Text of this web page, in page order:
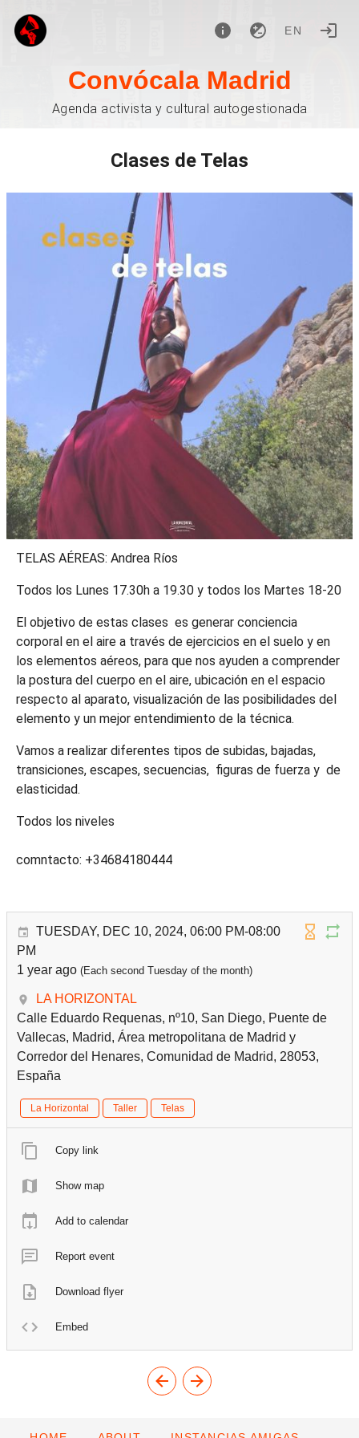
EN
Convócala Madrid
Agenda activista y cultural autogestionada
Clases de Telas
TELAS AÉREAS: Andrea Ríos
Todos los Lunes 17.30h a 19.30 y todos los Martes 18-20
El objetivo de estas clases es generar conciencia
corporal en el aire a través de ejercicios en el suelo y en
los elementos aéreos, para que nos ayuden a comprender
la postura del cuerpo en el aire, ubicación en el espacio
respecto al aparato, visualización de las posibilidades del
elemento y un mejor entendimiento de la técnica.
Vamos a realizar diferentes tipos de subidas, bajadas,
transiciones, escapes, secuencias, figuras de fuerza y de
elasticidad.
Todos los niveles
comntacto: +34684180444
TUESDAY, DEC 10, 2024, 06:00 PM-08:00
PM
1 year ago (Each second Tuesday of the month)
LA HORIZONTAL
Calle Eduardo Requenas, nº10, San Diego, Puente de
Vallecas, Madrid, Área metropolitana de Madrid y
Corredor del Henares, Comunidad de Madrid, 28053,
España
La Horizontal Taller Telas
Copy link
Show map
Add to calendar
Report event
Download flyer
Embed